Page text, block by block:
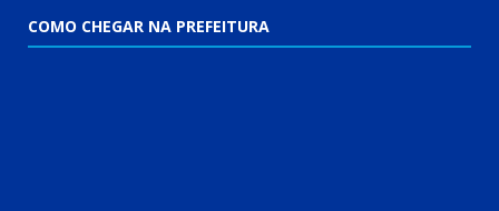
COMO CHEGAR NA PREFEITURA